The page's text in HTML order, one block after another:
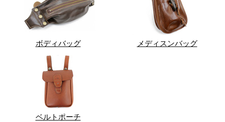
ボディバッグ メディスンバッグ
ベルトポーチ